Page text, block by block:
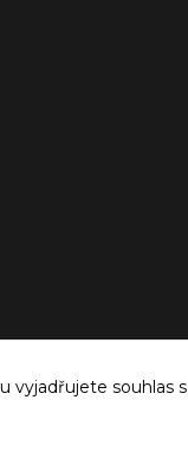
vyjadřujete souhlas